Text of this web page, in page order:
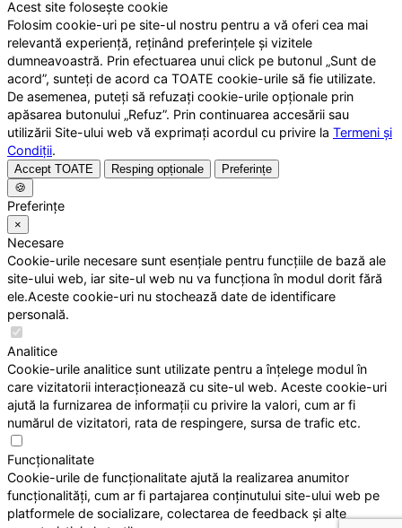
Acest site folosește cookie
Folosim cookie-uri pe site-ul nostru pentru a vă oferi cea mai
relevantă experiență, reținând preferințele și vizitele
dumneavoastră. Prin efectuarea unui click pe butonul „Sunt de
acord”, sunteți de acord ca TOATE cookie-urile să fie utilizate.
De asemenea, puteți să refuzați cookie-urile opționale prin
apăsarea butonului „Refuz”. Prin continuarea accesării sau
utilizării Site-ului web vă exprimați acordul cu privire la Termeni și
Condiții.
Accept TOATE Resping opționale
Preferințe
🍪
Preferințe
×
Necesare
Cookie-urile necesare sunt esențiale pentru funcțiile de bază ale
site-ului web, iar site-ul web nu va funcționa în modul dorit fără
ele.Aceste cookie-uri nu stochează date de identificare
personală.
Analitice
Cookie-urile analitice sunt utilizate pentru a înțelege modul în
care vizitatorii interacționează cu site-ul web. Aceste cookie-uri
ajută la furnizarea de informații cu privire la valori, cum ar fi
numărul de vizitatori, rata de respingere, sursa de trafic etc.
Funcționalitate
Cookie-urile de funcționalitate ajută la realizarea anumitor
funcționalități, cum ar fi partajarea conținutului site-ului web pe
platformele de socializare, colectarea de feedback și alte